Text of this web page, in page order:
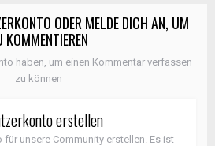
ODER MELDE DICH AN, UM
KOMMENTIEREN
haben, um einen Kommentar verfassen
zu können
erstellen
unsere Community erstellen. Es ist